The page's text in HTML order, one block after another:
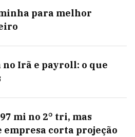
para melhor
Irã e payroll: o que
mi no 2° tri, mas
corta projeção